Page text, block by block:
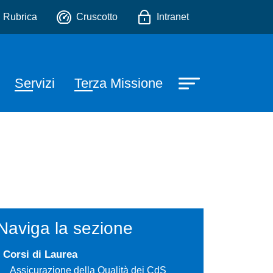
Scienze Fisiche e
Rubrica Cruscotto Intranet
Servizi Terza Missione
la sezione
Corsi di Laurea
Assicurazione della Qualità dei CdS